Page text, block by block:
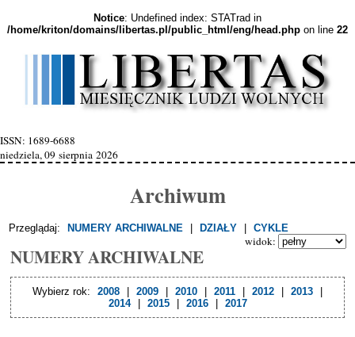
Notice: Undefined index: STATrad in
/home/kriton/domains/libertas.pl/public_html/eng/head.php on line 22
ISSN: 1689-6688
niedziela, 09 sierpnia 2026
Archiwum
Przeglądaj: NUMERY ARCHIWALNE | DZIAŁY | CYKLE
widok:
NUMERY ARCHIWALNE
Wybierz rok: 2008 2009 2010 2011 2012 2013
2014
2015 2016 2017